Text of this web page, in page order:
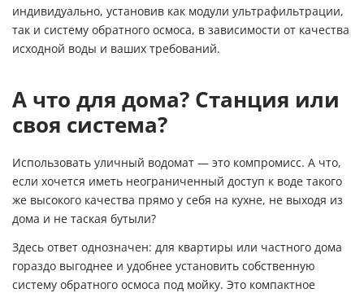
индивидуально, установив как модули ультрафильтрации,
так и систему обратного осмоса, в зависимости от качества
исходной воды и ваших требований.
А что для дома? Станция или
своя система?
Использовать уличный водомат — это компромисс. А что,
если хочется иметь неограниченный доступ к воде такого
же высокого качества прямо у себя на кухне, не выходя из
дома и не таская бутыли?
Здесь ответ однозначен: для квартиры или частного дома
гораздо выгоднее и удобнее установить собственную
систему обратного осмоса под мойку. Это компактное